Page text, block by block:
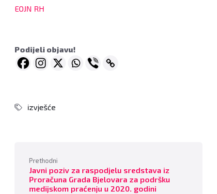
EOJN RH
Podijeli objavu!
izvješće
Prethodni
Javni poziv za raspodjelu sredstava iz
Proračuna Grada Bjelovara za podršku
medijskom praćenju u 2020. godini